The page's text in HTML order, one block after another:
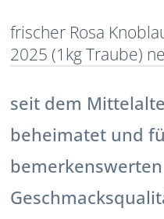
frischer Rosa
2025 (1kg Traube)
seit dem
beheimatet und
bemerkenswerten